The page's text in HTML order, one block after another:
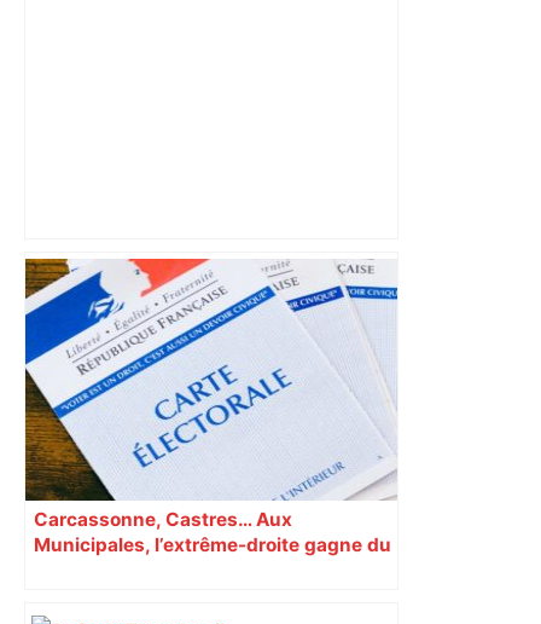
Après la fusion avec la liste PS
Toulouse, le candidat LFI salue "une
dynamique qui nous oblige à la
responsabilité" – Franceinfo
Carcassonne, Castres… Aux
Municipales, l’extrême-droite gagne du